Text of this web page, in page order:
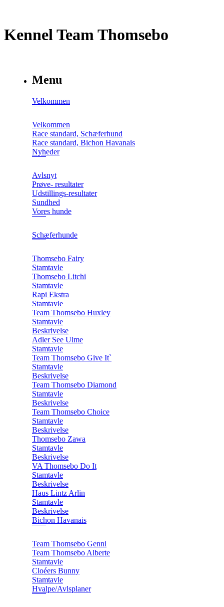
Kennel Team Thomsebo
Menu
Velkommen
Velkommen
Race standard, Schæferhund
Race standard, Bichon Havanais
Nyheder
Avlsnyt
Prøve- resultater
Udstillings-resultater
Sundhed
Vores hunde
Schæferhunde
Thomsebo Fairy
Stamtavle
Thomsebo Litchi
Stamtavle
Rapi Ekstra
Stamtavle
Team Thomsebo Huxley
Stamtavle
Beskrivelse
Adler See Ulme
Stamtavle
Team Thomsebo Give It`
Stamtavle
Beskrivelse
Team Thomsebo Diamond
Stamtavle
Beskrivelse
Team Thomsebo Choice
Stamtavle
Beskrivelse
Thomsebo Zawa
Stamtavle
Beskrivelse
VA Thomsebo Do It
Stamtavle
Beskrivelse
Haus Lintz Arlin
Stamtavle
Beskrivelse
Bichon Havanais
Team Thomsebo Genni
Team Thomsebo Alberte
Stamtavle
Cloéers Bunny
Stamtavle
Hvalpe/Avlsplaner